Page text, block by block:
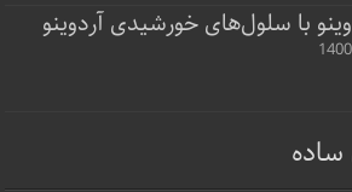
با سلول‌های خورشیدی آردوینو
ساده